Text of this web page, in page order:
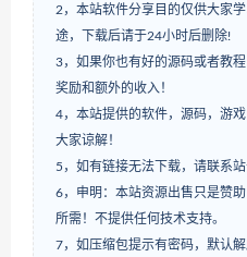
2，本站软件分享目的仅供大家
途，下载后请于24小时后删除!
3，如果你也有好的源码或者教
奖励和额外的收入！
4，本站提供的软件，源码，游
大家谅解！
5，如有链接无法下载，请联系站
6，申明：本站资源出售只是赞
所需！不提供任何技术支持。
7，如压缩包提示有密码，默认解